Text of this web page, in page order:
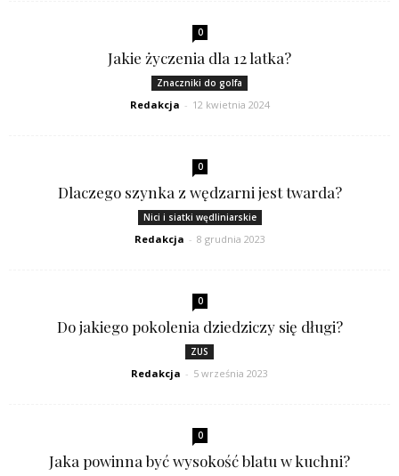
0
Jakie życzenia dla 12 latka?
Znaczniki do golfa
Redakcja - 12 kwietnia 2024
0
Dlaczego szynka z wędzarni jest twarda?
Nici i siatki wędliniarskie
Redakcja - 8 grudnia 2023
0
Do jakiego pokolenia dziedziczy się długi?
ZUS
Redakcja - 5 września 2023
0
Jaka powinna być wysokość blatu w kuchni?